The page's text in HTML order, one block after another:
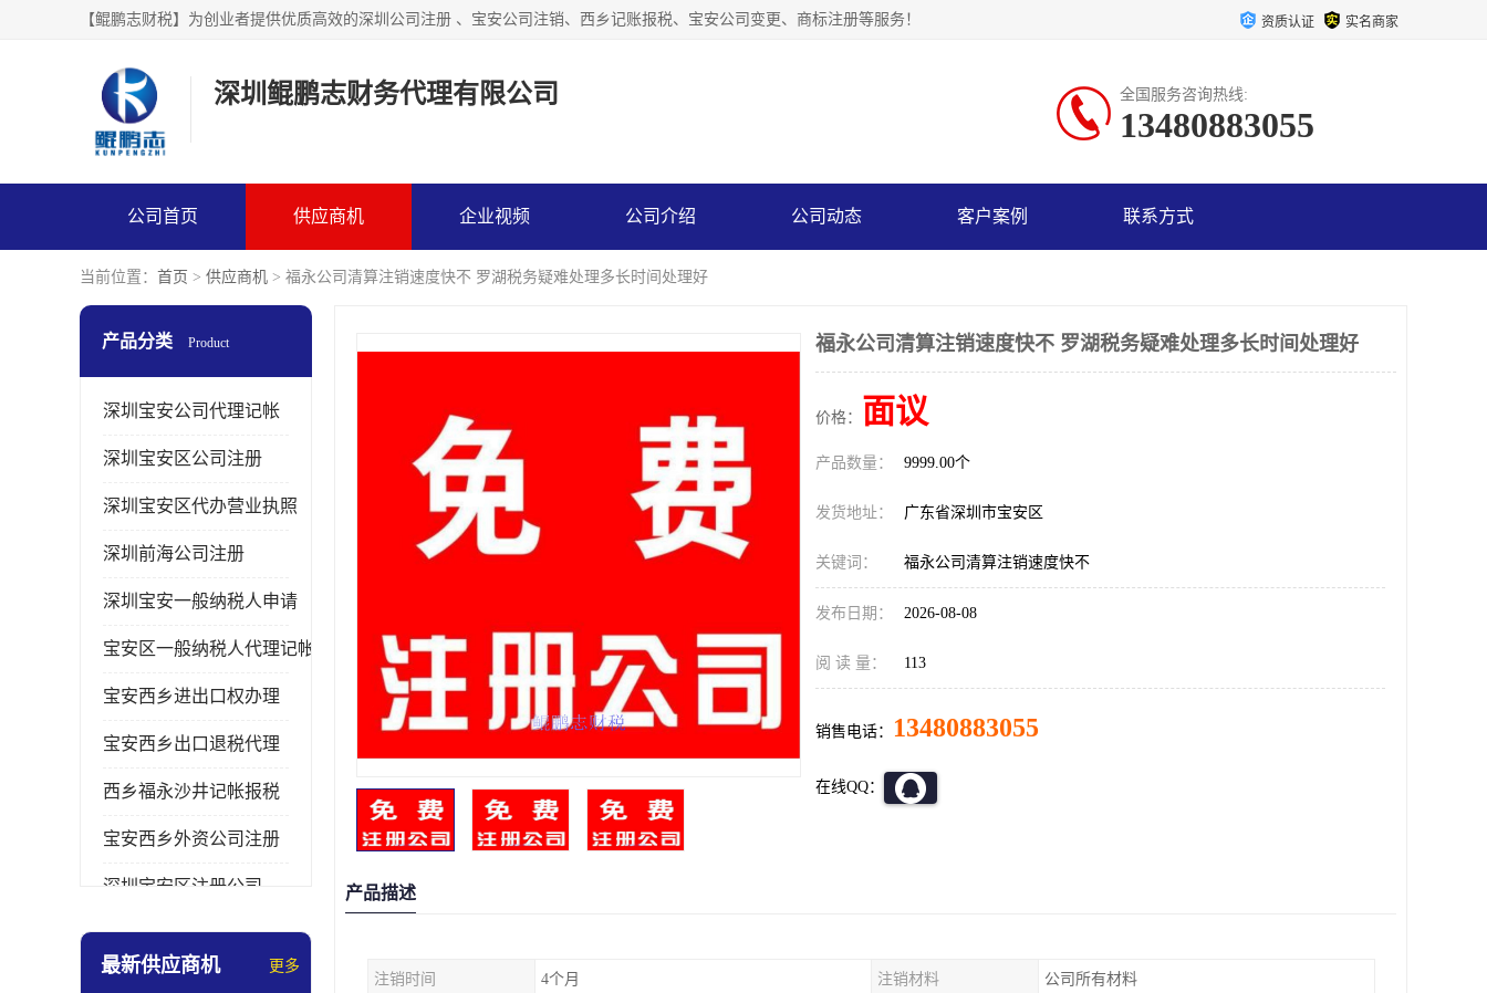
【鲲鹏志财税】为创业者提供优质高效的深圳公司注册 、宝安公司注销、西乡记账报税、宝安公司变更、商标注册等服务！ 资质认证 实名商家
深圳鲲鹏志财务代理有限公司 全国服务咨询热线:
13480883055
公司首页 供应商机 企业视频 公司介绍 公司动态 客户案例 联系方式
当前位置： 首页 > 供应商机 > 福永公司清算注销速度快不 罗湖税务疑难处理多长时间处理好
产品分类 Product
深圳宝安公司代理记帐
深圳宝安区公司注册
深圳宝安区代办营业执照
深圳前海公司注册
深圳宝安一般纳税人申请
宝安区一般纳税人代理记帐
宝安西乡进出口权办理
宝安西乡出口退税代理
西乡福永沙井记帐报税
宝安西乡外资公司注册
深圳宝安区注册公司
宝安西乡办理营业执照
最新供应商机 更多
福永公司清算注销速度快不 罗湖税务疑难处理多长时间处理好
价格： 面议
产品数量： 9999.00个
发货地址： 广东省深圳市宝安区
关键词： 福永公司清算注销速度快不
发布日期： 2026-08-08
阅 读 量： 113
销售电话： 13480883055
在线QQ：
产品描述
注销时间 4个月 注销材料 公司所有材料